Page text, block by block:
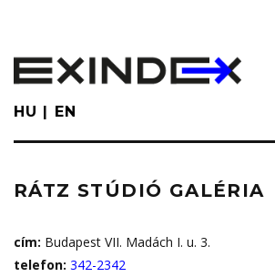
main
content
HU EN
RÁTZ STÚDIÓ GALÉRIA
cím: Budapest VII. Madách I. u. 3.
telefon: 342-2342